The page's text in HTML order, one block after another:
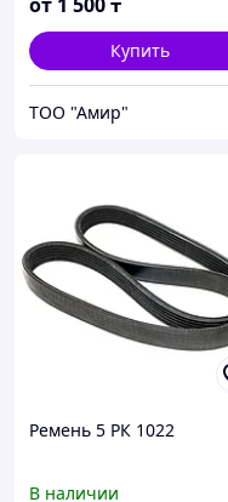
Купить
ТОО "Амир"
Ремень 5 РК 1022
В наличии